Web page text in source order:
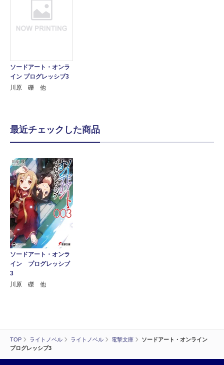
TOP ライトノベル ライトノベル 電撃文庫
ソードアート・オンライン
プログレッシブ3
ソードアート・オンラ
イン プログレッシブ3
川原 礫 他
最近チェックした商品
ソードアート・オンラ
イン プログレッシブ
3
川原 礫 他